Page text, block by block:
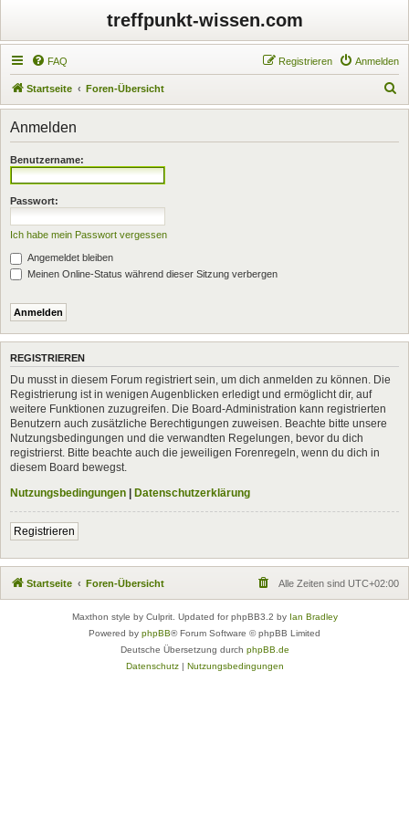
treffpunkt-wissen.com
FAQ Anmelden
Registrieren
Startseite Foren-Übersicht
u
Anmelden
Benutzername:
Passwort:
Ich habe mein Passwort vergessen
Angemeldet bleiben
Meinen Online-Status während dieser Sitzung verbergen
REGISTRIEREN
Du musst in diesem Forum registriert sein, um dich anmelden zu können. Die
Registrierung ist in wenigen Augenblicken erledigt und ermöglicht dir, auf
weitere Funktionen zuzugreifen. Die Board-Administration kann registrierten
Benutzern auch zusätzliche Berechtigungen zuweisen. Beachte bitte unsere
Nutzungsbedingungen und die verwandten Regelungen, bevor du dich
registrierst. Bitte beachte auch die jeweiligen Forenregeln, wenn du dich in
diesem Board bewegst.
Nutzungsbedingungen | Datenschutzerklärung
Registrieren
Startseite Foren-Übersicht Alle Zeiten sind UTC+02:00
Maxthon style by Culprit. Updated for phpBB3.2 by Ian Bradley
Powered by phpBB® Forum Software © phpBB Limited
Deutsche Übersetzung durch phpBB.de
Datenschutz| Nutzungsbedingungen